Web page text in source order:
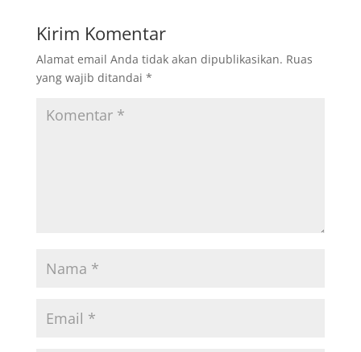
Kirim Komentar
Alamat email Anda tidak akan dipublikasikan. Ruas
yang wajib ditandai *